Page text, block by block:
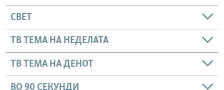
СВЕТ
ТВ ТЕМА НА НЕДЕЛАТА
ТВ ТЕМА НА ДЕНОТ
ВО 90 СЕКУНДИ